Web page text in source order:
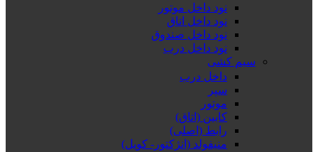
نود داخل موتور
نود داخل اتاق
نود داخل صندوق
نود داخل درب
سیم کشی
داخل درب
سپر
موتور
کابین (اتاق)
رابط (اصلی)
منیفولد (انژکتور- کویل)